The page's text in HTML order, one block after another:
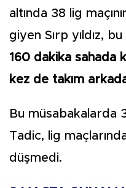
altında 38 lig
giyen Sırp yıldız,
160 dakika sahada
kez de takım
Bu müsabakalarda
Tadic, lig
düşmedi.